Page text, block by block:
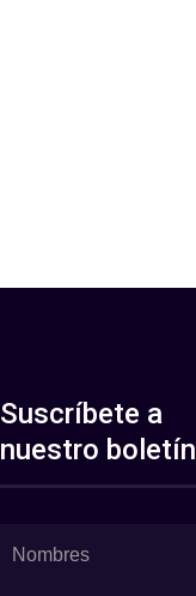
Suscríbete a
nuestro boletín